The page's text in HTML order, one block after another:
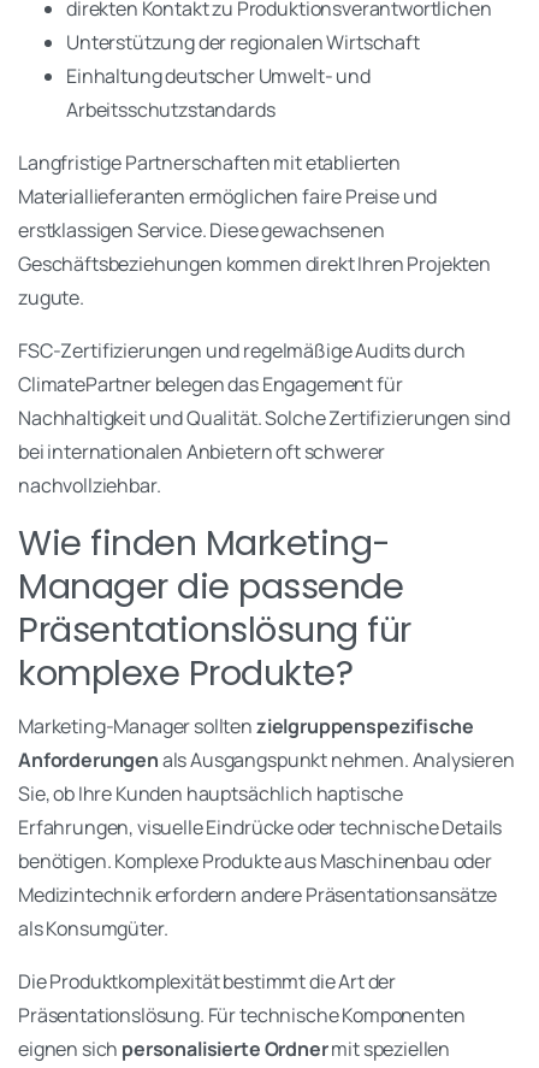
direkten Kontakt zu Produktionsverantwortlichen
Unterstützung der regionalen Wirtschaft
Einhaltung deutscher Umwelt- und
Arbeitsschutzstandards
Langfristige Partnerschaften mit etablierten
Materiallieferanten ermöglichen faire Preise und
erstklassigen Service. Diese gewachsenen
Geschäftsbeziehungen kommen direkt Ihren Projekten
zugute.
FSC-Zertifizierungen und regelmäßige Audits durch
ClimatePartner belegen das Engagement für
Nachhaltigkeit und Qualität. Solche Zertifizierungen sind
bei internationalen Anbietern oft schwerer
nachvollziehbar.
Wie finden Marketing-
Manager die passende
Präsentationslösung für
komplexe Produkte?
Marketing-Manager solltenzielgruppenspezifische
Anforderungenals Ausgangspunkt nehmen. Analysieren
Sie, ob Ihre Kunden hauptsächlich haptische
Erfahrungen, visuelle Eindrücke oder technische Details
benötigen. Komplexe Produkte aus Maschinenbau oder
Medizintechnik erfordern andere Präsentationsansätze
als Konsumgüter.
Die Produktkomplexität bestimmt die Art der
Präsentationslösung. Für technische Komponenten
eignen sich personalisierte Ordnermit speziellen